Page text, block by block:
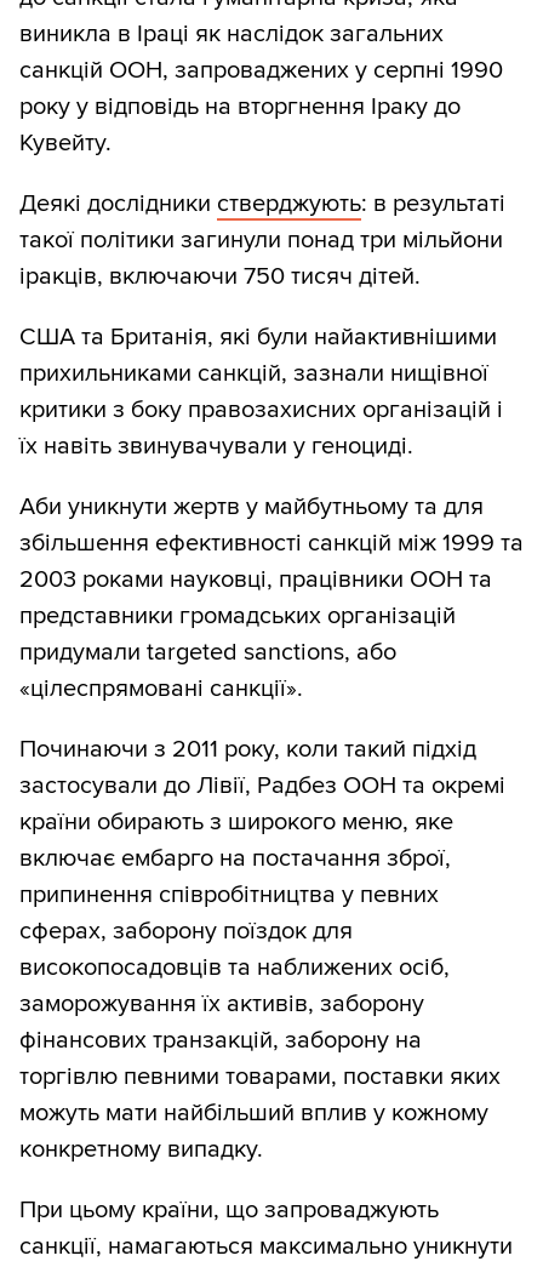
виникла в Іраці як наслідок загальних
санкцій ООН, запроваджених у серпні 1990
року у відповідь на вторгнення Іраку до
Кувейту.
Деякі дослідники стверджують: в результаті
такої політики загинули понад три мільйони
іракців, включаючи 750 тисяч дітей.
США та Британія, які були найактивнішими
прихильниками санкцій, зазнали нищівної
критики з боку правозахисних організацій і
їх навіть звинувачували у геноциді.
Аби уникнути жертв у майбутньому та для
збільшення ефективності санкцій між 1999 та
2003 роками науковці, працівники ООН та
представники громадських організацій
придумали targeted sanctions, або
«цілеспрямовані санкції».
Починаючи з 2011 року, коли такий підхід
застосували до Лівії, Радбез ООН та окремі
країни обирають з широкого меню, яке
включає ембарго на постачання зброї,
припинення співробітництва у певних
сферах, заборону поїздок для
високопосадовців та наближених осіб,
заморожування їх активів, заборону
фінансових транзакцій, заборону на
торгівлю певними товарами, поставки яких
можуть мати найбільший вплив у кожному
конкретному випадку.
При цьому країни, що запроваджують
санкції, намагаються максимально уникнути